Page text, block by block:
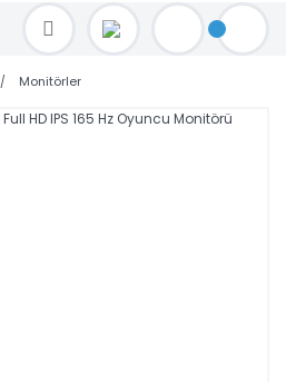
MAİL ATINIZ.
KARGO İLE GÖNDERİYORUZ!
Monitörler